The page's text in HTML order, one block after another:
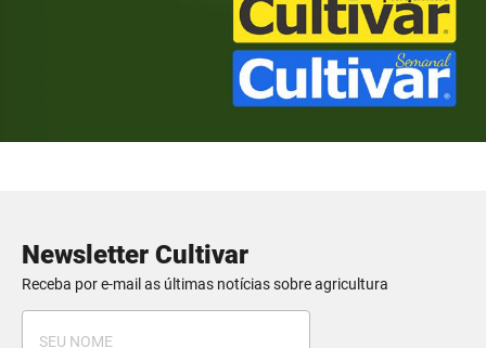
Newsletter Cultivar
Receba por e-mail as últimas notícias sobre agricultura